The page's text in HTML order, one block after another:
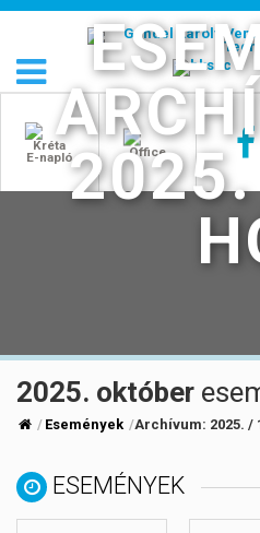
2025. október
Események Archívum: 2025. /
ESEMÉNYEK